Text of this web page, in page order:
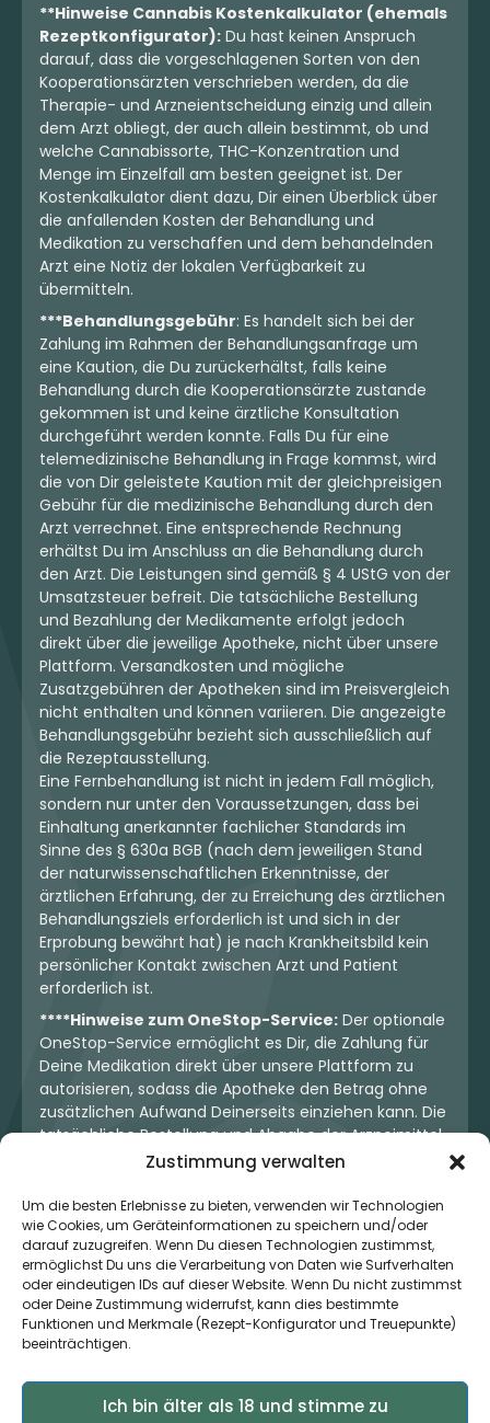
Zustimmung verwalten
Um die besten Erlebnisse zu bieten, verwenden wir Technologien
wie Cookies, um Geräteinformationen zu speichern und/oder
darauf zuzugreifen. Wenn Du diesen Technologien zustimmst,
ermöglichst Du uns die Verarbeitung von Daten wie Surfverhalten
oder eindeutigen IDs auf dieser Website. Wenn Du nicht zustimmst
oder Deine Zustimmung widerrufst, kann dies bestimmte
Funktionen und Merkmale (Rezept-Konfigurator und Treuepunkte)
beeinträchtigen.
Ich bin älter als 18 und stimme zu
**Hinweise Cannabis Kostenkalkulator (ehemals
Rezeptkonfigurator): Du hast keinen Anspruch
darauf, dass die vorgeschlagenen Sorten von den
Kooperationsärzten verschrieben werden, da die
Therapie- und Arzneientscheidung einzig und allein
dem Arzt obliegt, der auch allein bestimmt, ob und
welche Cannabissorte, THC-Konzentration und
Menge im Einzelfall am besten geeignet ist. Der
Kostenkalkulator dient dazu, Dir einen Überblick über
die anfallenden Kosten der Behandlung und
Medikation zu verschaffen und dem behandelnden
Arzt eine Notiz der lokalen Verfügbarkeit zu
übermitteln.
***Behandlungsgebühr: Es handelt sich bei der
Zahlung im Rahmen der Behandlungsanfrage um
eine Kaution, die Du zurückerhältst, falls keine
Behandlung durch die Kooperationsärzte zustande
gekommen ist und keine ärztliche Konsultation
durchgeführt werden konnte. Falls Du für eine
telemedizinische Behandlung in Frage kommst, wird
die von Dir geleistete Kaution mit der gleichpreisigen
Gebühr für die medizinische Behandlung durch den
Arzt verrechnet. Eine entsprechende Rechnung
erhältst Du im Anschluss an die Behandlung durch
den Arzt. Die Leistungen sind gemäß § 4 UStG von der
Umsatzsteuer befreit. Die tatsächliche Bestellung
und Bezahlung der Medikamente erfolgt jedoch
direkt über die jeweilige Apotheke, nicht über unsere
Plattform. Versandkosten und mögliche
Zusatzgebühren der Apotheken sind im Preisvergleich
nicht enthalten und können variieren. Die angezeigte
Behandlungsgebühr bezieht sich ausschließlich auf
die Rezeptausstellung.
Eine Fernbehandlung ist nicht in jedem Fall möglich,
sondern nur unter den Voraussetzungen, dass bei
Einhaltung anerkannter fachlicher Standards im
Sinne des § 630a BGB (nach dem jeweiligen Stand
der naturwissenschaftlichen Erkenntnisse, der
ärztlichen Erfahrung, der zu Erreichung des ärztlichen
Behandlungsziels erforderlich ist und sich in der
Erprobung bewährt hat) je nach Krankheitsbild kein
persönlicher Kontakt zwischen Arzt und Patient
erforderlich ist.
****Hinweise zum OneStop-Service: Der optionale
OneStop-Service ermöglicht es Dir, die Zahlung für
Deine Medikation direkt über unsere Plattform zu
autorisieren, sodass die Apotheke den Betrag ohne
zusätzlichen Aufwand Deinerseits einziehen kann. Die
tatsächliche Bestellung und Abgabe der Arzneimittel
erfolgt jedoch ausschließlich über die jeweilige
Dir und der Apotheke. Unser OneStop-Service stellt
kein pharmazeutisches Angebot dar, sondern dient
lediglich der komfortablen Zahlungsabwicklung. Die
Nutzung ist freiwillig und hat keinerlei Einfluss auf die
ärztliche Therapieentscheidung oder die Wahl der
verschriebenen Medikation. Apotheken sind rechtlich
unabhängig und unterliegen den gesetzlichen